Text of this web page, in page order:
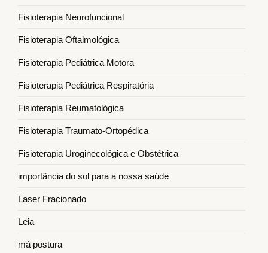
Fisioterapia Neurofuncional
Fisioterapia Oftalmológica
Fisioterapia Pediátrica Motora
Fisioterapia Pediátrica Respiratória
Fisioterapia Reumatológica
Fisioterapia Traumato-Ortopédica
Fisioterapia Uroginecológica e Obstétrica
importância do sol para a nossa saúde
Laser Fracionado
Leia
má postura